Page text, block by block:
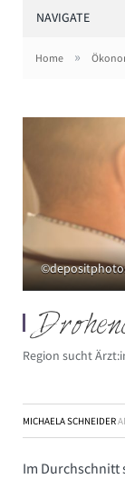
NAVIGATE
Home »
Region sucht
MICHAELA SCHNEIDER
Im Durchschnitt